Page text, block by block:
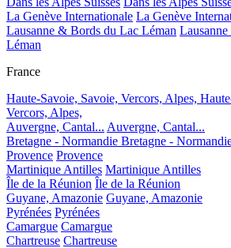
La Genève Internationale La Genève
Lausanne & Bords du Lac Léman
Léman
France
Haute-Savoie, Savoie, Vercors, Alpes,
Vercors, Alpes,
Auvergne, Cantal... Auvergne, Cantal...
Bretagne - Normandie Bretagne -
Provence Provence
Martinique Antilles Martinique Antilles
Île de la Réunion Île de la Réunion
Guyane, Amazonie Guyane, Amazonie
Pyrénées Pyrénées
Camargue Camargue
Chartreuse Chartreuse